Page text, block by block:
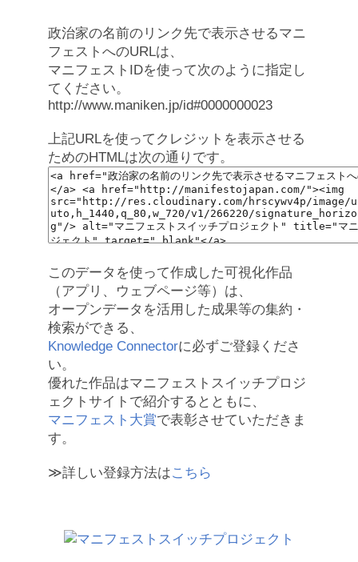
政治家の名前のリンク先で表示させるマニ
フェストへのURLは、
マニフェストIDを使って次のように指定し
てください。
http://www.maniken.jp/id#0000000023
上記URLを使ってクレジットを表示させる
ためのHTMLは次の通りです。
このデータを使って作成した可視化作品
（アプリ、ウェブページ等）は、
オープンデータを活用した成果等の集約・
検索ができる、
Knowledge Connectorに必ずご登録くださ
い。
優れた作品はマニフェストスイッチプロジ
ェクトサイトで紹介するとともに、
マニフェスト大賞で表彰させていただきま
す。
≫詳しい登録方法はこちら